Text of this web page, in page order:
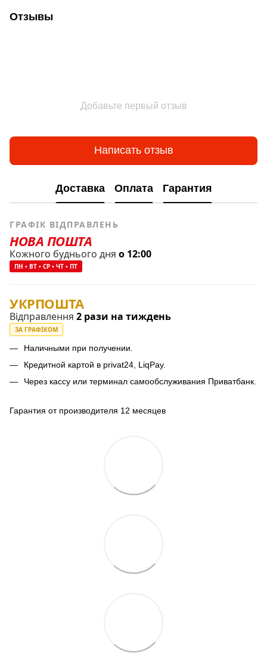
Отзывы
Добавьте первый отзыв
Написать отзыв
Доставка Оплата Гарантия
ГРАФІК ВІДПРАВЛЕНЬ
НОВА ПОШТА
Кожного буднього дня о 12:00
ПН • ВТ • СР • ЧТ • ПТ
УКРПОШТА
Відправлення 2 рази на тиждень
ЗА ГРАФІКОМ
Наличными при получении.
Кредитной картой в privat24, LiqPay.
Через кассу или терминал самообслуживания Приватбанк.
Гарантия от производителя 12 месяцев